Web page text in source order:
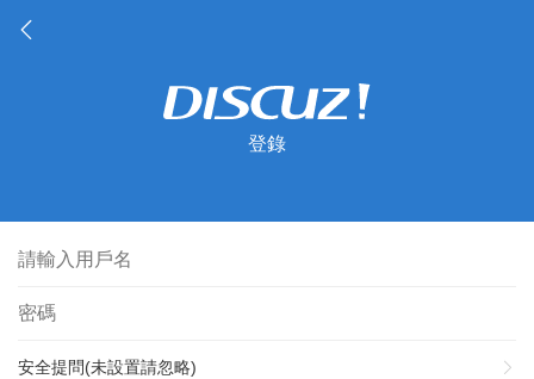
登錄
安全提問(未設置請忽略)